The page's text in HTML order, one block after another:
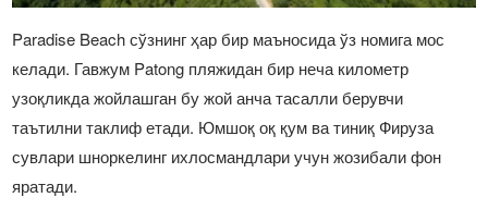
Paradise Beach сўзнинг ҳар бир маъносида ўз номига мос
келади. Гавжум Patong пляжидан бир неча километр
узоқликда жойлашган бу жой анча тасалли берувчи
таътилни таклиф етади. Юмшоқ оқ қум ва тиниқ Фируза
сувлари шноркелинг ихлосмандлари учун жозибали фон
яратади.